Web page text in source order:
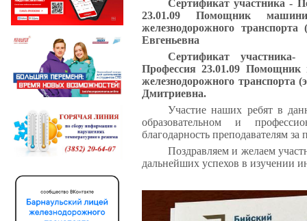
Сертификат участника -
23.01.09 Помощник
железнодорожного
Евгеньевна
Сертификат
Профессия 23.01.09 Помощник
железнодорожного транспорта
Дмитриевна.
Участие наших ребят в
образовательном и
благодарность преподавателям
Поздравляем и желаем
дальнейших успехов в изучении